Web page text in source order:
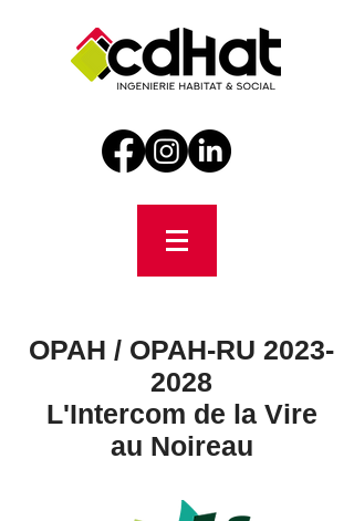
OPAH / OPAH-RU 2023-
2028
L'Intercom de la Vire
au Noireau